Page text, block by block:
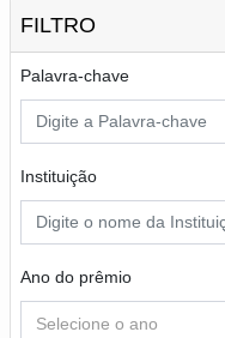
FILTRO
Palavra-chave
Instituição
Ano do prêmio
Selecione o ano